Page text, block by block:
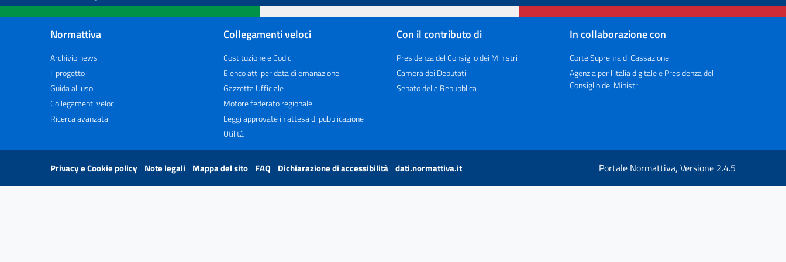
Normattiva
Archivio news
Il progetto
Guida all'uso
Collegamenti veloci
Ricerca avanzata
Collegamenti veloci
Costituzione e Codici
Elenco atti per data di emanazione
Gazzetta Ufficiale
Motore federato regionale
Leggi approvate in attesa di pubblicazione
Utilità
Con il contributo di
Presidenza del Consiglio dei Ministri
Camera dei Deputati
Senato della Repubblica
In collaborazione con
Corte Suprema di Cassazione
Agenzia per l’Italia digitale e Presidenza del
Consiglio dei Ministri
Privacy e Cookie policy Note legali Mappa del sito FAQ Dichiarazione di accessibilità dati.normattiva.it Portale Normattiva, Versione 2.4.5